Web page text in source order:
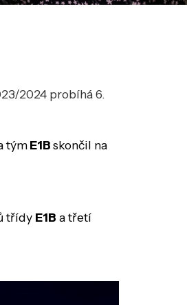
2024 probíhá 6.
týmE1Bskončil na
třídy E1B a třetí